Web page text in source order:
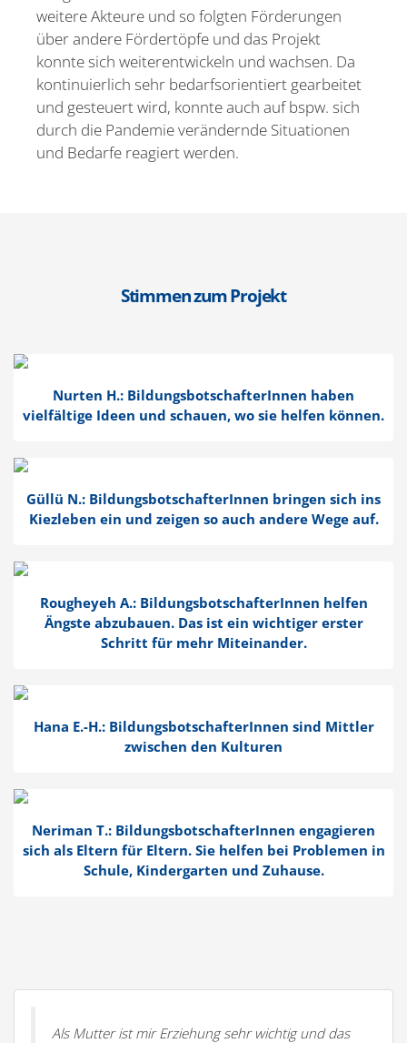
weitere Akteure und so folgten Förde­rungen
über andere Förder­töpfe und das Projekt
konnte sich weiter­ent­wi­ckeln und wachsen. Da
konti­nu­ierlich sehr bedarfs­ori­en­tiert gearbeitet
und gesteuert wird, konnte auch auf bspw. sich
durch die Pandemie verän­dernde Situa­tionen
und Bedarfe reagiert werden.
Stimmen zum Projekt
Nurten H.: Bildungs­bot­schaf­te­rInnen haben
vielfältige Ideen und schauen, wo sie helfen können.
Güllü N.: Bildungs­bot­schaf­te­rInnen bringen sich ins
Kiezleben ein und zeigen so auch andere Wege auf.
Rougheyeh A.: Bildungs­bot­schaf­te­rInnen helfen
Ängste abzubauen. Das ist ein wichtiger erster
Schritt für mehr Mitein­ander.
Hana E.-H.: Bildungs­bot­schaf­te­rInnen sind Mittler
zwischen den Kulturen
Neriman T.: Bildungs­bot­schaf­te­rInnen engagieren
sich als Eltern für Eltern. Sie helfen bei Problemen in
Schule, Kinder­garten und Zuhause.
Als Mutter ist mir Erziehung sehr wichtig und das